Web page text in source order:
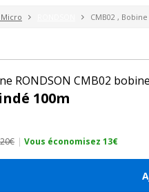
CMB02 ,
RONDSON CMB02
100m
|Vous économisez 13€